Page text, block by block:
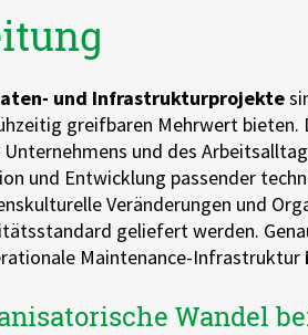
und Infrastrukturprojekte
greifbaren Mehrwert bieten.
Unternehmens und des
und Entwicklung passender
Veränderungen und
geliefert werden.
Maintenance-Infrastruktur
Wandel